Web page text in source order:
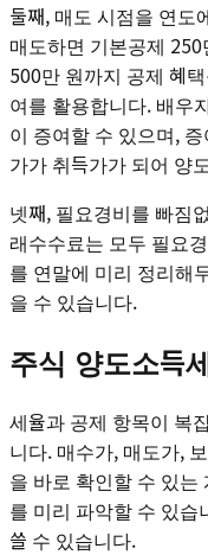
둘째, 매도 시점을 연도
매도하면 기본공제
500만 원까지 공제 혜
여를 활용합니다. 배우
이 증여할 수 있으며,
가가 취득가가 되어 양
넷째, 필요경비를 빠짐
래수수료는 모두 필요
를 연말에 미리 정리해
을 수 있습니다.
주식 양도소득
세율과 공제 항목이 복
니다. 매수가, 매도가,
을 바로 확인할 수 있
를 미리 파악할 수 있습
쓸 수 있습니다.